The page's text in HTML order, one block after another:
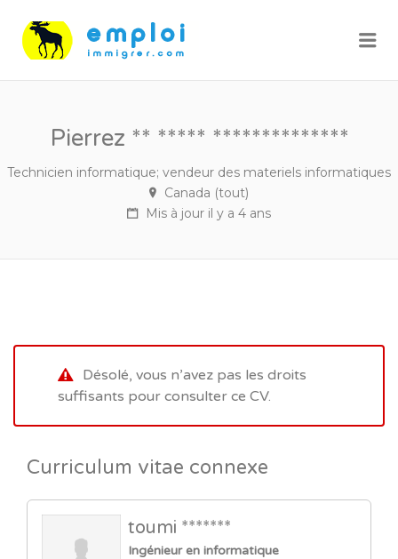
Pierrez ** ***** **************
Technicien informatique; vendeur des materiels informatiques
Canada (tout)
Mis à jour il y a 4 ans
Désolé, vous n’avez pas les droits
suffisants pour consulter ce CV.
Curriculum vitae connexe
toumi *******
Ingénieur en informatique